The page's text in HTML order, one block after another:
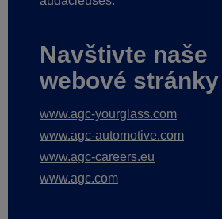
Navštivte naše
webové stránky
www.agc-yourglass.com
www.agc-automotive.com
www.agc-careers.eu
www.agc.com